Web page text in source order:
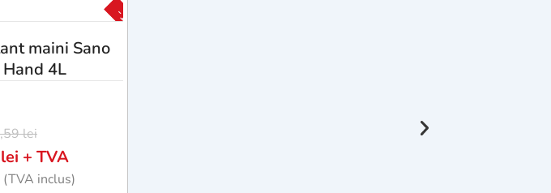
-15%
-15%
maini Sano
Hand 4L
lei
lei + TVA
(TVA inclus)